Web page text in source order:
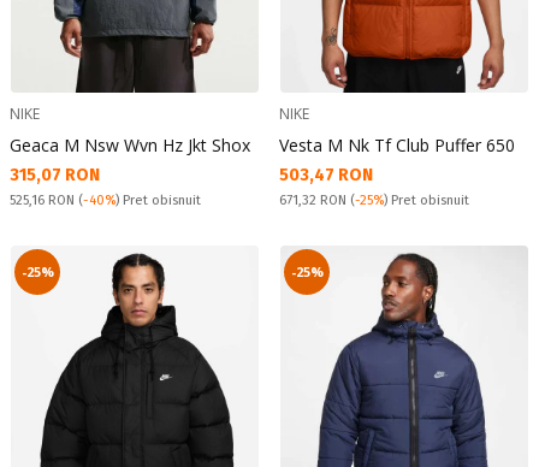
NIKE
Geaca M Nsw Wvn Hz Jkt Shox
Текуща цена:
315,07 RON
Pret obisnuit:
525,16 RON (-40%) Pret obisnuit
NIKE
Vesta M Nk Tf Club Puffer 650
Текуща цена:
503,47 RON
Pret obisnuit:
671,32 RON (-25%) Pret obisnuit
-25% -25%